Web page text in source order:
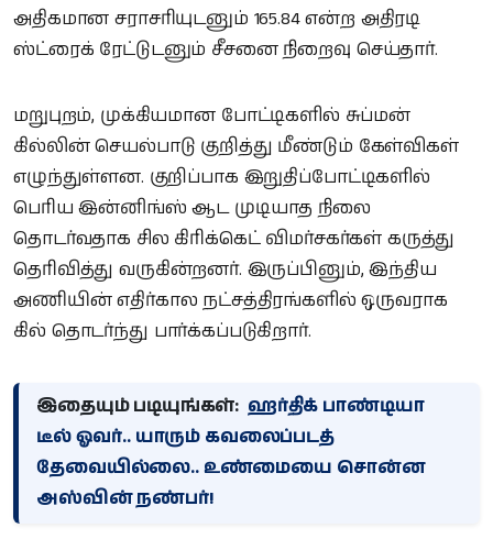
அதிகமான சராசரியுடனும் 165.84 என்ற அதிரடி
ஸ்ட்ரைக் ரேட்டுடனும் சீசனை நிறைவு செய்தார்.
மறுபுறம், முக்கியமான போட்டிகளில் சுப்மன்
கில்லின் செயல்பாடு குறித்து மீண்டும் கேள்விகள்
எழுந்துள்ளன. குறிப்பாக இறுதிப்போட்டிகளில்
பெரிய இன்னிங்ஸ் ஆட முடியாத நிலை
தொடர்வதாக சில கிரிக்கெட் விமர்சகர்கள் கருத்து
தெரிவித்து வருகின்றனர். இருப்பினும், இந்திய
அணியின் எதிர்கால நட்சத்திரங்களில் ஒருவராக
கில் தொடர்ந்து பார்க்கப்படுகிறார்.
இதையும் படியுங்கள்: ஹர்திக் பாண்டியா
டீல் ஓவர்.. யாரும் கவலைப்படத்
தேவையில்லை.. உண்மையை சொன்ன
அஸ்வின் நண்பர்!